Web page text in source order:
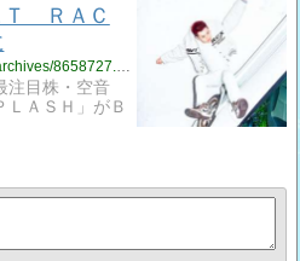
Ｔ ＲＡＣ
http://tanigyannburu.livedoor.blog/archives/8658727.html
注目株・空音
ＬＡＳＨ」がＢ